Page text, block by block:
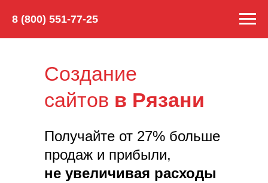
8 (800) 551-77-25
Создание
сайтов в Рязани
Получайте от 27% больше
продаж и прибыли,
не увеличивая расходы